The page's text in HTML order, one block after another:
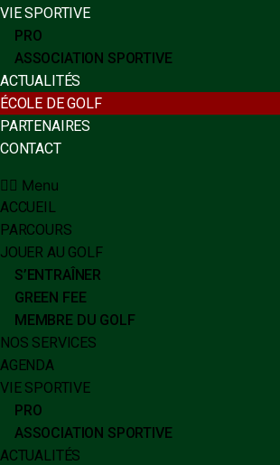
VIE SPORTIVE
PRO
ASSOCIATION SPORTIVE
ACTUALITÉS
ÉCOLE DE GOLF
PARTENAIRES
CONTACT
Menu
ACCUEIL
PARCOURS
JOUER AU GOLF
S’ENTRAÎNER
GREEN FEE
MEMBRE DU GOLF
NOS SERVICES
AGENDA
VIE SPORTIVE
PRO
ASSOCIATION SPORTIVE
ACTUALITÉS